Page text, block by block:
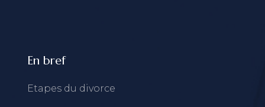
En bref
Etapes du divorce